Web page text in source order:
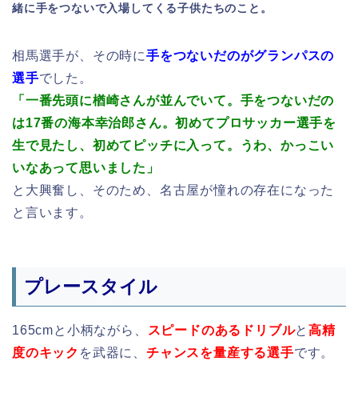
緒に手をつないで入場してくる子供たちのこと。
相馬選手が、その時に手をつないだのがグランパスの
選手でした。
「一番先頭に楢崎さんが並んでいて。手をつないだの
は17番の海本幸治郎さん。初めてプロサッカー選手を
生で見たし、初めてピッチに入って。うわ、かっこい
いなあって思いました」
と大興奮し、そのため、名古屋が憧れの存在になった
と言います。
プレースタイル
165cmと小柄ながら、 スピードのあるドリブルと高精
度のキック を武器に、 チャンスを量産する選手です。